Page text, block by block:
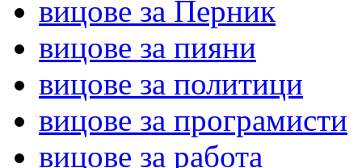
вицове за Перник
вицове за пияни
вицове за политици
вицове за програмисти
вицове за работа